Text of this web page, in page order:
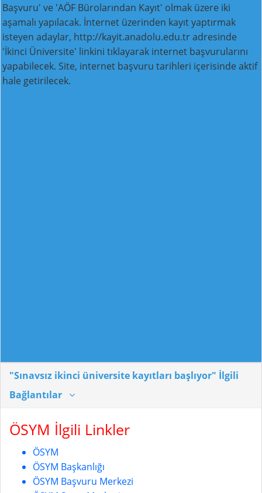
Başvuru' ve 'AÖF Bürolarından Kayıt' olmak üzere iki
aşamalı yapılacak. İnternet üzerinden kayıt yaptırmak
isteyen adaylar, http://kayit.anadolu.edu.tr adresinde
'İkinci Üniversite' linkini tıklayarak internet başvurularını
yapabilecek. Site, internet başvuru tarihleri içerisinde aktif
hale getirilecek.
"Sınavsız ikinci üniversite kayıtları başlıyor" İlgili
Bağlantılar
ÖSYM İlgili Linkler
ÖSYM
ÖSYM Başkanlığı
ÖSYM Başvuru Merkezi